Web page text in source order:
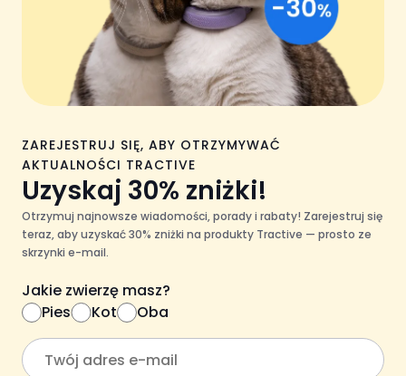
ZAREJESTRUJ SIĘ, ABY OTRZYMYWAĆ
AKTUALNOŚCI TRACTIVE
Uzyskaj 30% zniżki!
Otrzymuj najnowsze wiadomości, porady i rabaty! Zarejestruj się
teraz, aby uzyskać 30% zniżki na produkty Tractive — prosto ze
skrzynki e-mail.
Jakie zwierzę masz?
Pies
Kot Oba